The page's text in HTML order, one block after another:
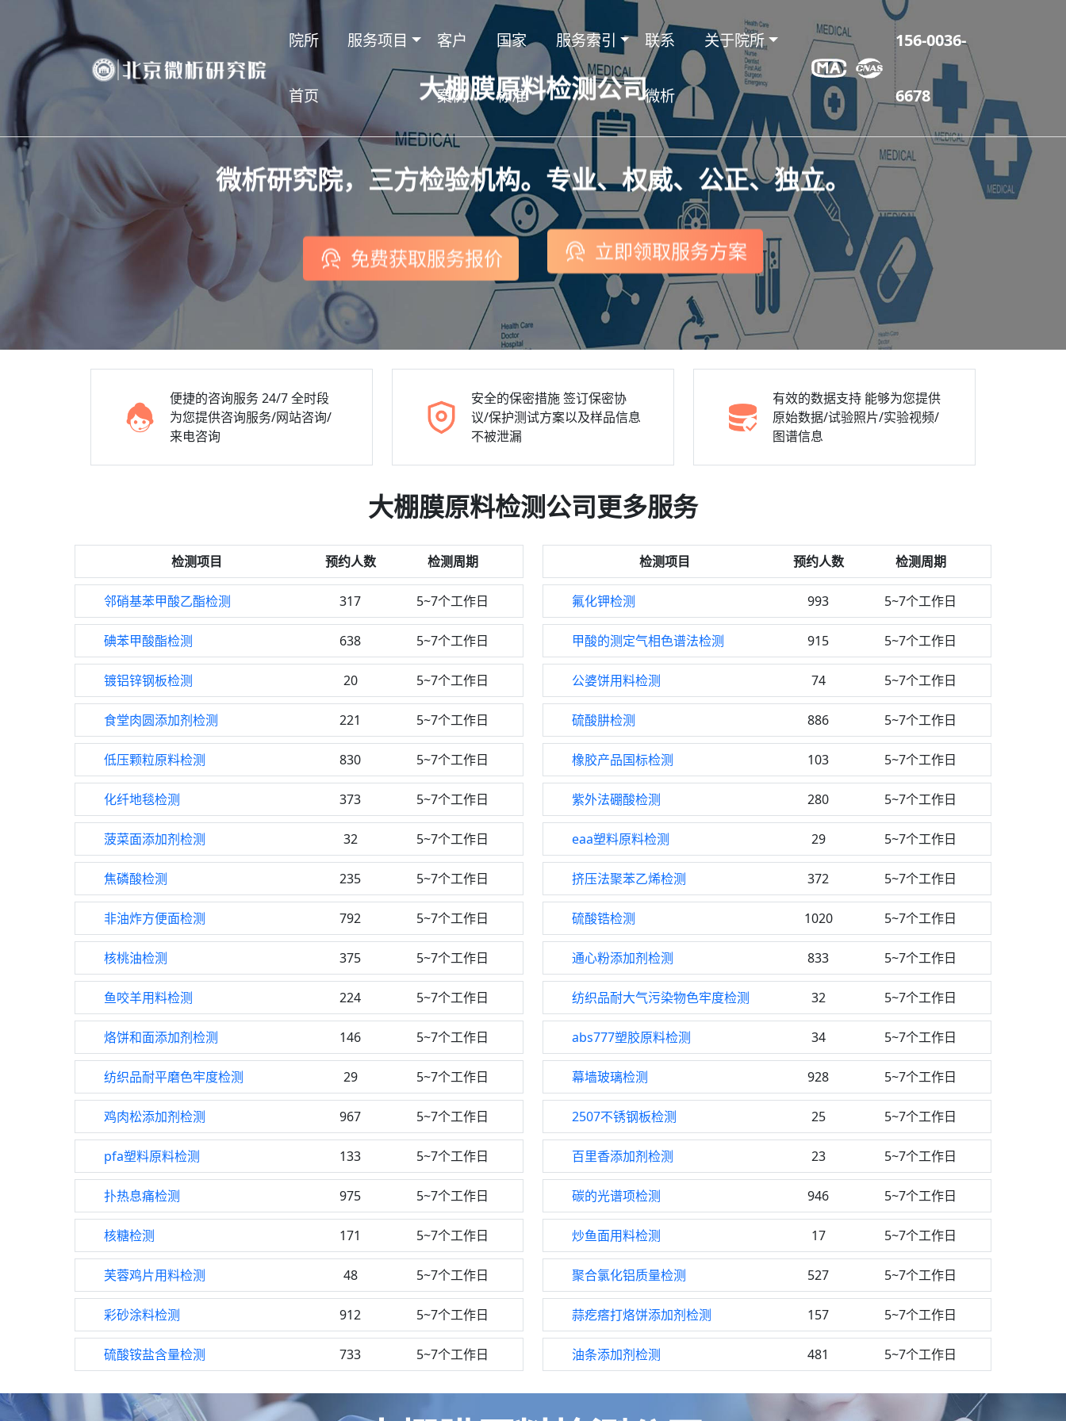
院所
首页
服务项目 客户
案例
国家
标准
服务索引 联系
微析
关于院所 156-0036-
6678
大棚膜原料检测公司
微析研究院，三方检验机构。专业、权威、公正、独立。
免费获取服务报价 立即领取服务方案
便捷的咨询服务24/7 全时段
为您提供咨询服务/网站咨询/
来电咨询
安全的保密措施签订保密协
议/保护测试方案以及样品信息
不被泄漏
有效的数据支持 能够为您提供
原始数据/试验照片/实验视频/
图谱信息
大棚膜原料检测公司更多服务
检测项目 预约人数 检测周期 检测项目 预约人数 检测周期
邻硝基苯甲酸乙酯检测 317 5~7个工作日 氟化钾检测 993 5~7个工作日
碘苯甲酸酯检测 638 5~7个工作日 甲酸的测定气相色谱法检测 915 5~7个工作日
镀铝锌钢板检测 20 5~7个工作日 公婆饼用料检测 74 5~7个工作日
食堂肉圆添加剂检测 221 5~7个工作日 硫酸肼检测 886 5~7个工作日
低压颗粒原料检测 830 5~7个工作日 橡胶产品国标检测 103 5~7个工作日
化纤地毯检测 373 5~7个工作日 紫外法硼酸检测 280 5~7个工作日
菠菜面添加剂检测 32 5~7个工作日 eaa塑料原料检测 29 5~7个工作日
焦磷酸检测 235 5~7个工作日 挤压法聚苯乙烯检测 372 5~7个工作日
非油炸方便面检测 792 5~7个工作日 硫酸锆检测 1020 5~7个工作日
核桃油检测 375 5~7个工作日 通心粉添加剂检测 833 5~7个工作日
鱼咬羊用料检测 224 5~7个工作日 纺织品耐大气污染物色牢度检测 32 5~7个工作日
烙饼和面添加剂检测 146 5~7个工作日 abs777塑胶原料检测 34 5~7个工作日
纺织品耐平磨色牢度检测 29 5~7个工作日 幕墙玻璃检测 928 5~7个工作日
鸡肉松添加剂检测 967 5~7个工作日 2507不锈钢板检测 25 5~7个工作日
pfa塑料原料检测 133 5~7个工作日 百里香添加剂检测 23 5~7个工作日
扑热息痛检测 975 5~7个工作日 碳的光谱项检测 946 5~7个工作日
核糖检测 171 5~7个工作日 炒鱼面用料检测 17 5~7个工作日
芙蓉鸡片用料检测 48 5~7个工作日 聚合氯化铝质量检测 527 5~7个工作日
彩砂涂料检测 912 5~7个工作日 蒜疙瘩打烙饼添加剂检测 157 5~7个工作日
硫酸铵盐含量检测 733 5~7个工作日 油条添加剂检测 481 5~7个工作日